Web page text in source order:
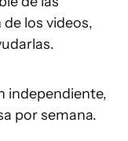
los videos,
independiente,
por semana.